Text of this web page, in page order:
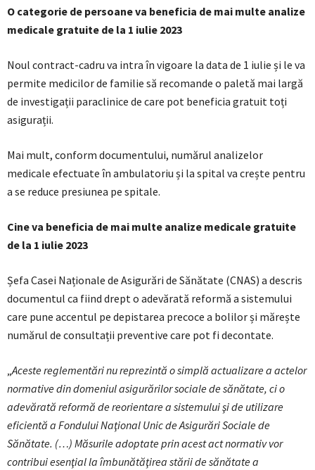
O categorie de persoane va beneficia de mai multe analize
medicale gratuite de la 1 iulie 2023
Noul contract-cadru va intra în vigoare la data de 1 iulie și le va
permite medicilor de familie să recomande o paletă mai largă
de investigații paraclinice de care pot beneficia gratuit toți
asigurații.
Mai mult, conform documentului, numărul analizelor
medicale efectuate în ambulatoriu și la spital va crește pentru
a se reduce presiunea pe spitale.
Cine va beneficia de mai multe analize medicale gratuite
de la 1 iulie 2023
Șefa Casei Naționale de Asigurări de Sănătate (CNAS) a descris
documentul ca fiind drept o adevărată reformă a sistemului
care pune accentul pe depistarea precoce a bolilor și mărește
numărul de consultații preventive care pot fi decontate.
„Aceste reglementări nu reprezintă o simplă actualizare a actelor
normative din domeniul asigurărilor sociale de sănătate, ci o
adevărată reformă de reorientare a sistemului şi de utilizare
eficientă a Fondului Naţional Unic de Asigurări Sociale de
Sănătate. (…) Măsurile adoptate prin acest act normativ vor
contribui esenţial la îmbunătăţirea stării de sănătate a